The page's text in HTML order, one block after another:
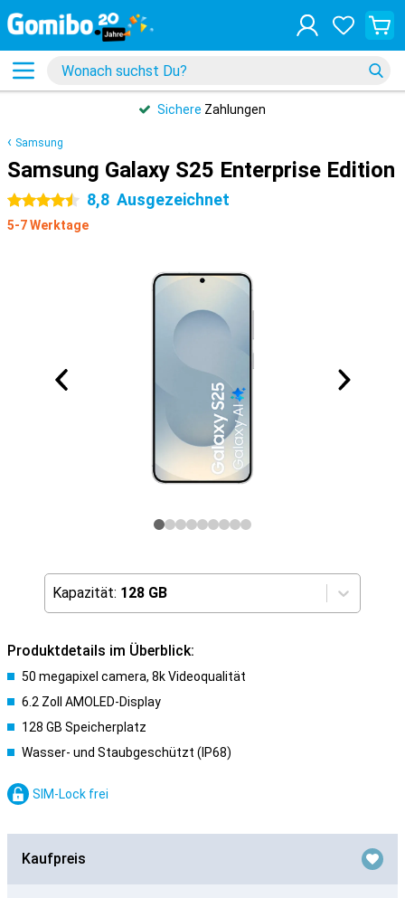
Sichere Zahlungen
Samsung
Samsung Galaxy S25 Enterprise Edition
4.5 Sterne 8,8 Ausgezeichnet
5-7 Werktage
Kapazität: 128 GB
Produktdetails im Überblick:
50 megapixel camera, 8k Videoqualität
6.2 Zoll AMOLED-Display
128 GB Speicherplatz
Wasser- und Staubgeschützt (IP68)
SIM-Lock frei
Kaufpreis